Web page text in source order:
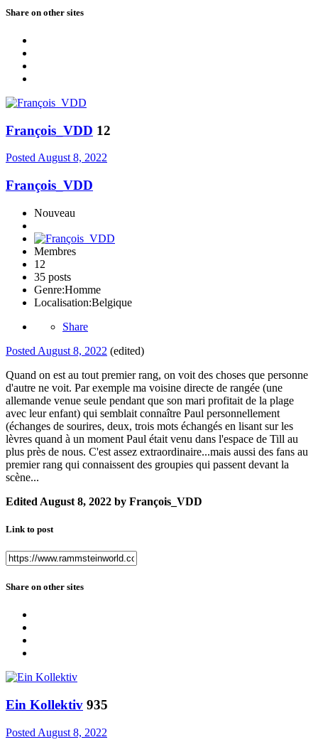
Share on other sites
François_VDD 12
Posted August 8, 2022
François_VDD
Nouveau
Membres
12
35 posts
Genre:Homme
Localisation:Belgique
Share
Posted August 8, 2022 (edited)
Quand on est au tout premier rang, on voit des choses que personne
d'autre ne voit. Par exemple ma voisine directe de rangée (une
allemande venue seule pendant que son mari profitait de la plage
avec leur enfant) qui semblait connaître Paul personnellement
(échanges de sourires, deux, trois mots échangés en lisant sur les
lèvres quand à un moment Paul était venu dans l'espace de Till au
plus près de nous. C'est assez extraordinaire...mais aussi des fans au
premier rang qui connaissent des groupies qui passent devant la
scène...
Edited August 8, 2022 by François_VDD
Link to post
Share on other sites
Ein Kollektiv 935
Posted August 8, 2022